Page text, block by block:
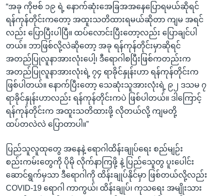
“အခု ကိုဗစ် ၁၉ ရဲ့ နောက်ဆုံးအေခြအအနေပြောရမယ်ဆိုရင်
ရန်ကုန်တိုင်းကတော့ အထူးသတိထားရမယ်ဆိုတာ ကျမ အရင်
လည်း ပြောပြီးပါပြီ။ ထပ်လောင်းပြီးတော့လည်း ပြောချင်ပါ
တယ်။ ဘာဖြစ်လို့လဲဆိုတော့ အခု ရန်ကုန်တိုင်းမှာဆိုရင်
အတည်ပြုလူနာအားလုံးပေါ့၊ ဒီရောဂါစပြီးဖြစ်ကတည်းက
အတည်ပြုလူနာအားလုံးရဲ့ ၇၄ ရာခိုင်နှုန်းဟာ ရန်ကုန်တိုင်းက
ဖြစ်ပါတယ်။ နောက်ပြီးတော့ သေဆုံးသူအားလုံးရဲ့ ၉၂ ဒသမ ၇
ရာခိုင်နှုန်းဟာလည်း ရန်ကုန်တိုင်းကပဲ ဖြစ်ပါတယ်။ ဒါကြောင့်
ရန်ကုန်တိုင်းက အထူးသတိထားဖို့ လိုတယ်လို့ ကျမတို့
ထပ်တလဲလဲ ပြောတာပါ။”
ပြည်သူလူထုတွေ အနေနဲ့ ရောဂါထိန်းချုပ်ရေး စည်မျဉ်း
စည်းကမ်းတွေကို ပိုမို လိုက်နာကြဖို့ နဲ့ ပြည်သေူတွ ပူးပေါင်း
ဆောင်ရွက်မှသာ ဒီရောဂါကို ထိန်းချုပ်နိုင်မှာ ဖြစ်တယ်လို့လည်း
COVID-19 ရောဂါ ကာကွယ်၊ ထိန်းချုပ်၊ ကုသရေး အမျိုးသား